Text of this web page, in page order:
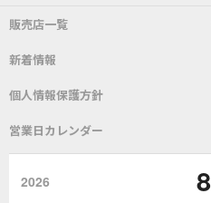
こて先
表面実装/SMT関連
作業環境／材料
よくあるご質問
取扱説明書
該非説明発行の申込み
会社概要
グットのあゆみ
販売店一覧
新着情報
個人情報保護方針
営業日カレンダー
2026 8